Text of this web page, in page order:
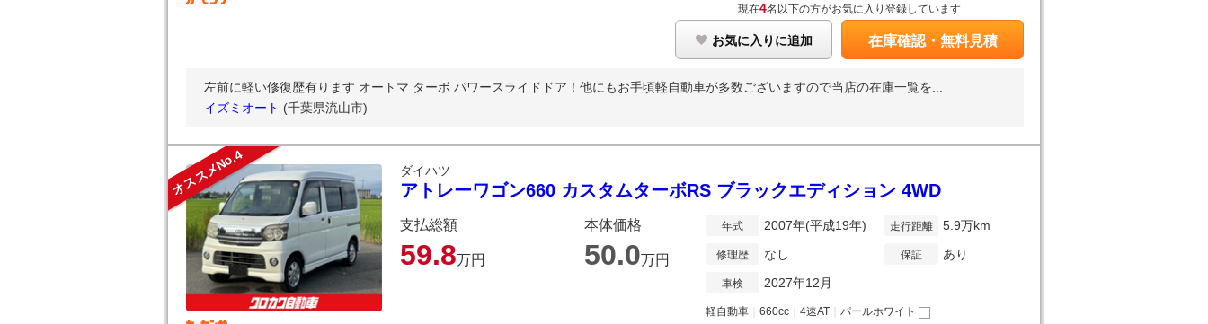
現在4名以下の方がお気に入り登録しています
お気に入りに追加 在庫確認・無料見積
左前に軽い修復歴有ります オートマ ターボ パワースライドドア！他にもお手頃軽自動車が多数ございますので当店の在庫一覧を...
イズミオート (千葉県流山市)
オススメNo.4 ダイハツ
アトレーワゴン660 カスタムターボRS ブラックエディション 4WD
支払総額
59.8万円
本体価格
50.0万円
年式 2007年(平成19年)
修理歴 なし
車検 2027年12月
走行距離 5.9万km
保証 あり
軽自動車 660cc 4速AT パールホワイト